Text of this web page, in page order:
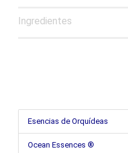
Ingredientes
Esencias de Orquídeas
Ocean Essences ®